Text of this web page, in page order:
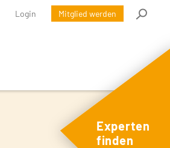
Login Mitglied werden
Experten
finden